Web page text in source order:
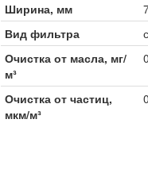
Ширина, мм
Вид фильтра
Очистка от масла, мг/
м³
Очистка от частиц,
мкм/м³